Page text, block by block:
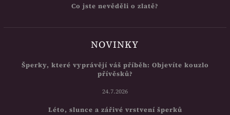
Co jste nevěděli o zlatě?
NOVINKY
Šperky, které vyprávějí váš příběh: Objevíte kouzlo
přívěsků?
24.7.2026
Léto, slunce a zářivé vrstvení šperků